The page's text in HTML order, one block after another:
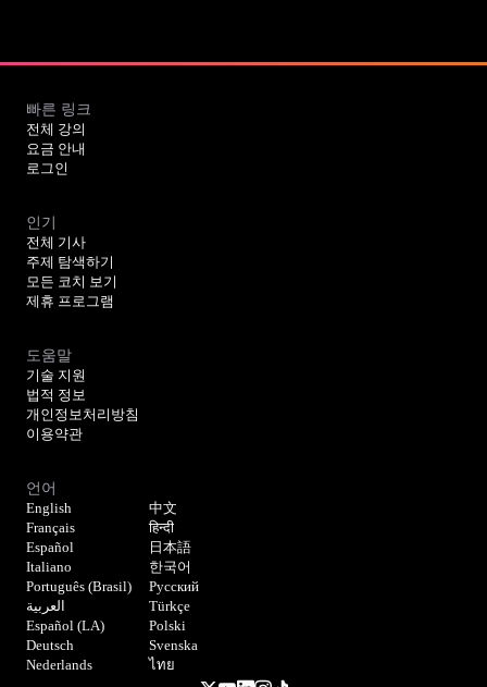
빠른 링크
전체 강의
요금 안내
로그인
인기
전체 기사
주제 탐색하기
모든 코치 보기
제휴 프로그램
도움말
기술 지원
법적 정보
개인정보처리방침
이용약관
언어
English
Français
Español
Italiano
Português (Brasil)
العربية
Español (LA)
Deutsch
Nederlands
中文
हिन्दी
日本語
한국어
Русский
Türkçe
Polski
Svenska
ไทย